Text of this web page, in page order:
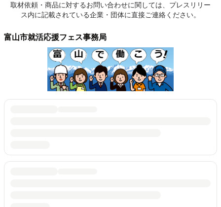
取材依頼・商品に対するお問い合わせに関しては、プレスリリー
ス内に記載されている企業・団体に直接ご連絡ください。
富山市就活応援フェス事務局